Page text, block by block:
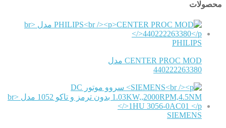
محصولات
PHILIPS
CENTER PROC MOD مدل
440222263380
SIEMENS